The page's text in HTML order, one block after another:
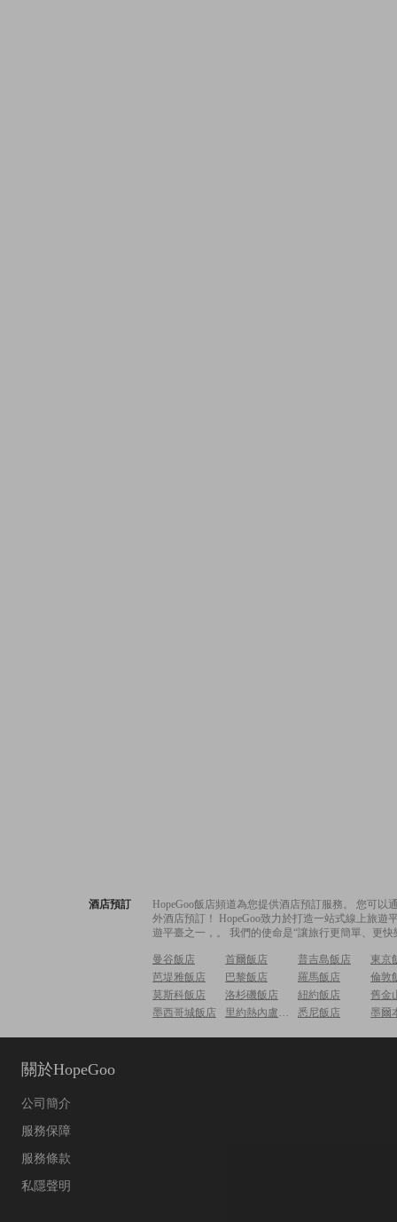
酒店預訂
HopeGoo飯店頻道為您提供酒店預訂服務。 您可
外酒店預訂！ HopeGoo致力於打造一站式線上旅
遊平臺之一，。 我們的使命是“讓旅行更簡單、更
曼谷飯店 首爾飯店 普吉島飯店
東京
芭堤雅飯店
巴黎飯店 羅馬飯店
倫敦
莫斯科飯店
洛杉磯飯店 紐約飯店
舊金
墨西哥城飯店
里約熱內盧飯店 悉尼飯店 墨爾
關於HopeGoo
公司簡介
服務保障
服務條款
私隱聲明